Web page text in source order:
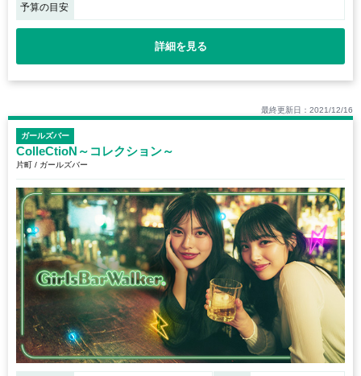
予算の目安
詳細を見る
最終更新日：2021/12/16
ガールズバー
ColleCtioN～コレクション～
片町 / ガールズバー